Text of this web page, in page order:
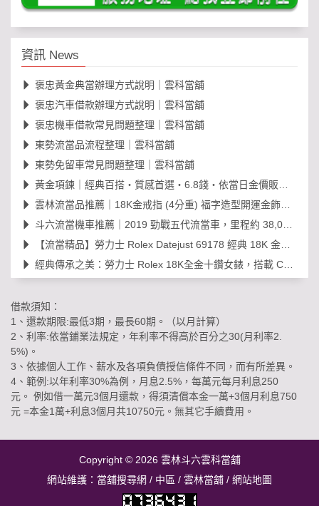
資訊 News
褒忠黃金典當辦理方式說明｜雲科當舖
褒忠汽車借款辦理方式說明｜雲科當舖
褒忠機車借款常見問題整理｜雲科當舖
東勢流當品流程整理｜雲科當舖
東勢免留車常見問題整理｜雲科當舖
黃金項鍊｜經典百搭・質感首選・6.8錢・依當日金價販售，免工錢更划算
雲林流當品推薦｜18K金戒指 (4分重) 福字造型開運金飾，日常百搭超值選！
斗六流當機車推薦｜2019 勁戰五代流當車，里程約 38,000km，可現場賞車議價
【流當精品】勞力士 Rolex Datejust 69178 經典 18K 金鑽石女錶｜原裝 203
經典傳承之美：勞力士 Rolex 18K全金十鑽女錶，搭載 Cal. 2030 機芯的黃金年代
借款須知：
1、還款期限:最低3期，最長60期。（以月計算）
2、利率:依當鋪業法規定，年利率不得高於百分之30(月利率2.
5%)。
3、依據個人工作、薪水及各項負債授信條件不同，而有所差異。
4、範例:以年利率30%為例，月息2.5%，每萬元每月利息250
元。 例如借一萬元3個月還款，得須清償本金一萬+3個月利息750
元 =本金1萬+利息3個月共10750元。無其它手續費用。
Copyright © 2026 雲林斗六雲科當舖
網站維護： 當舖搜尋網 / 中區 / 雲林當舖 / 網站地圖